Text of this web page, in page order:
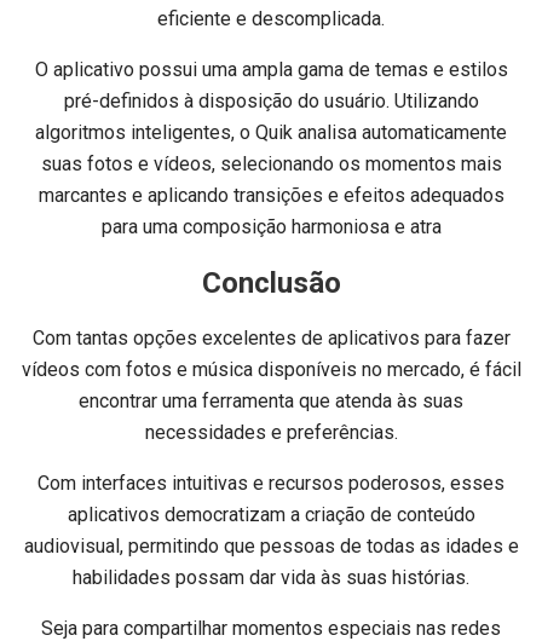
eficiente e descomplicada.
O aplicativo possui uma ampla gama de temas e estilos
pré-definidos à disposição do usuário. Utilizando
algoritmos inteligentes, o Quik analisa automaticamente
suas fotos e vídeos, selecionando os momentos mais
marcantes e aplicando transições e efeitos adequados
para uma composição harmoniosa e atra
Conclusão
Com tantas opções excelentes de aplicativos para fazer
vídeos com fotos e música disponíveis no mercado, é fácil
encontrar uma ferramenta que atenda às suas
necessidades e preferências.
Com interfaces intuitivas e recursos poderosos, esses
aplicativos democratizam a criação de conteúdo
audiovisual, permitindo que pessoas de todas as idades e
habilidades possam dar vida às suas histórias.
Seja para compartilhar momentos especiais nas redes